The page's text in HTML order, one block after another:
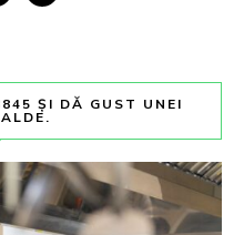
ȘI DĂ GUST UNEI